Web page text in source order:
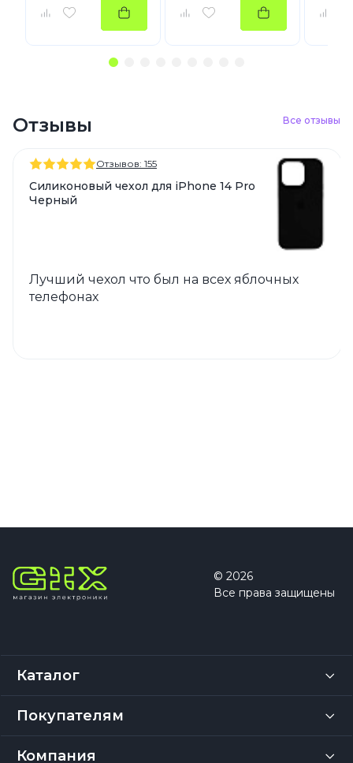
Отзывы Все отзывы
Отзывов: 155
Силиконовый чехол для iPhone 14 Pro
Черный
Лучший чехол что был на всех яблочных
телефонах
© 2026
Все права защищены
Каталог
Покупателям
Компания